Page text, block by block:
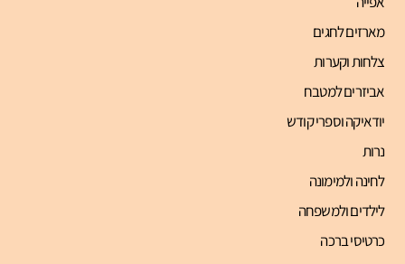
מארזים לחגים
צלחות וקערות
אביזרים למטבח
יודאיקה וספרי קודש
נרות
לחינה ולמימונה
לילדים ולמשפחה
כרטיסי ברכה